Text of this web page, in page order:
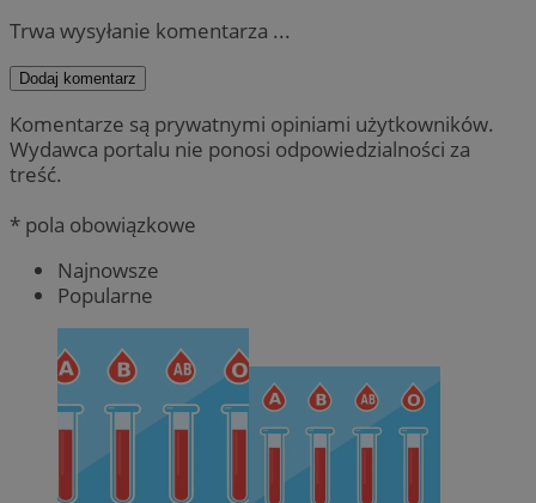
Trwa wysyłanie komentarza ...
Dodaj komentarz
Komentarze są prywatnymi opiniami użytkowników.
Wydawca portalu nie ponosi odpowiedzialności za
treść.
* pola obowiązkowe
Najnowsze
Popularne